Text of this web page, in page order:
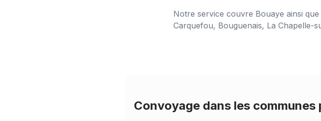
Notre service couvre Bouaye ainsi
Carquefou, Bouguenais, La Chapelle-
Convoyage dans les communes